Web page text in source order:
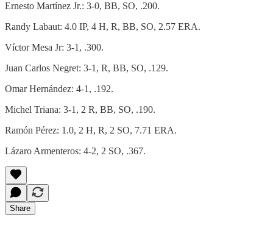
Ernesto Martínez Jr.: 3-0, BB, SO, .200.
Randy Labaut: 4.0 IP, 4 H, R, BB, SO, 2.57 ERA.
Víctor Mesa Jr: 3-1, .300.
Juan Carlos Negret: 3-1, R, BB, SO, .129.
Omar Hernández: 4-1, .192.
Michel Triana: 3-1, 2 R, BB, SO, .190.
Ramón Pérez: 1.0, 2 H, R, 2 SO, 7.71 ERA.
Lázaro Armenteros: 4-2, 2 SO, .367.
Share